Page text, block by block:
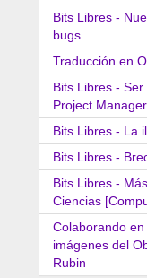
Bits Libres -
bugs
Traducción en
Bits Libres -
Project Manager
Bits Libres - La
Bits Libres -
Bits Libres -
Ciencias
Colaborando
imágenes del
Rubin